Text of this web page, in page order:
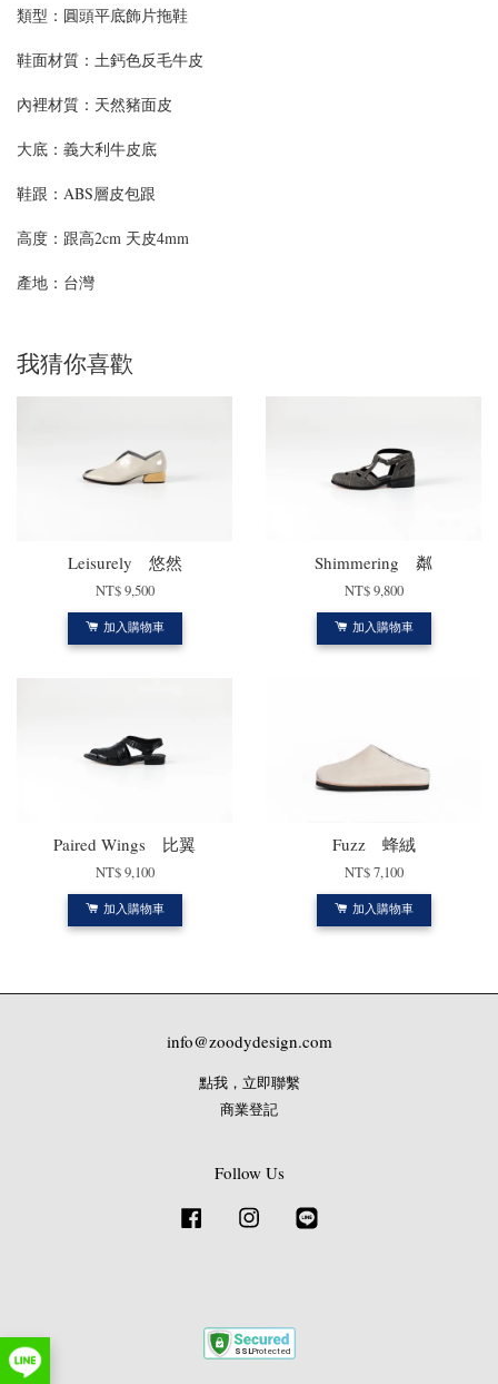
類型： 圓頭平底飾片拖鞋
鞋面材質： 土鈣色反毛牛皮
內裡材質：天然豬面皮
大底：義大利牛皮底
鞋跟：ABS層皮包跟
高度： 跟高2cm 天皮4mm
產地：台灣
我猜你喜歡
Leisurely 悠然
NT$ 9,500
加入購物車
Shimmering 粼
NT$ 9,800
加入購物車
Paired Wings 比翼
NT$ 9,100
加入購物車
Fuzz 蜂絨
NT$ 7,100
加入購物車
info@zoodydesign.com
點我，立即聯繫
商業登記
Follow Us
Facebook Instagram